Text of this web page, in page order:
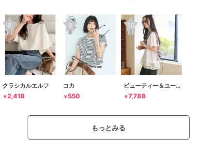
クラシカルエルフ
￥2,418
コカ
￥ 550
ビューティー＆ユース ユナイテッドアローズ
￥7,788
もっとみる